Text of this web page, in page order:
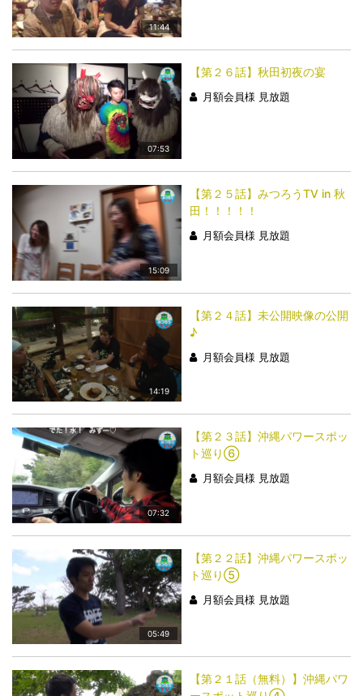
11:44
07:53
【第２６話】秋田初夜の宴
月額会員様 見放題
15:09
【第２５話】みつろうTV in 秋
田！！！！！
月額会員様 見放題
14:19
【第２４話】未公開映像の公開
♪
月額会員様 見放題
07:32
【第２３話】沖縄パワースポッ
ト巡り⑥
月額会員様 見放題
05:49
【第２２話】沖縄パワースポッ
ト巡り⑤
月額会員様 見放題
【第２１話（無料）】沖縄パワ